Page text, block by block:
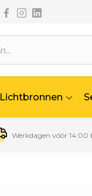
Volg ons via
Volg ons via
Volg ons
Lichtbronnen
Werkdagen vóór 14:00